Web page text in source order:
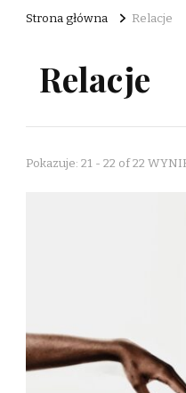
Strona główna Relacje
Relacje
Pokazuje: 21 - 22 of 22